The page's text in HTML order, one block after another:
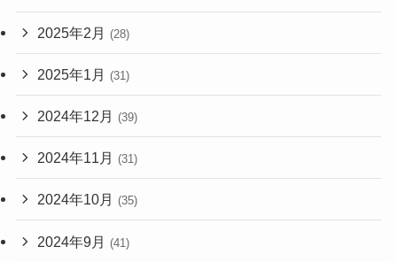
2025年2月 (28)
2025年1月 (31)
2024年12月 (39)
2024年11月 (31)
2024年10月 (35)
2024年9月 (41)